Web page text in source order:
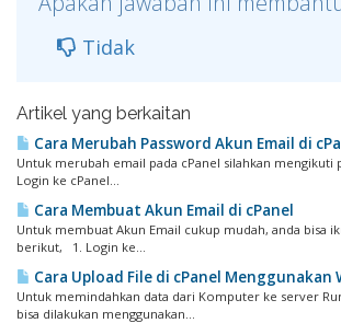
Tidak
Artikel yang berkaitan
Cara Merubah Password Akun Email di
Untuk merubah email pada cPanel silahkan
Login ke cPanel...
Cara Membuat Akun Email di cPanel
Untuk membuat Akun Email cukup mudah, anda bisa
berikut, 1. Login ke...
Cara Upload File di cPanel Menggunakan
Untuk memindahkan data dari Komputer ke server
bisa dilakukan menggunakan...